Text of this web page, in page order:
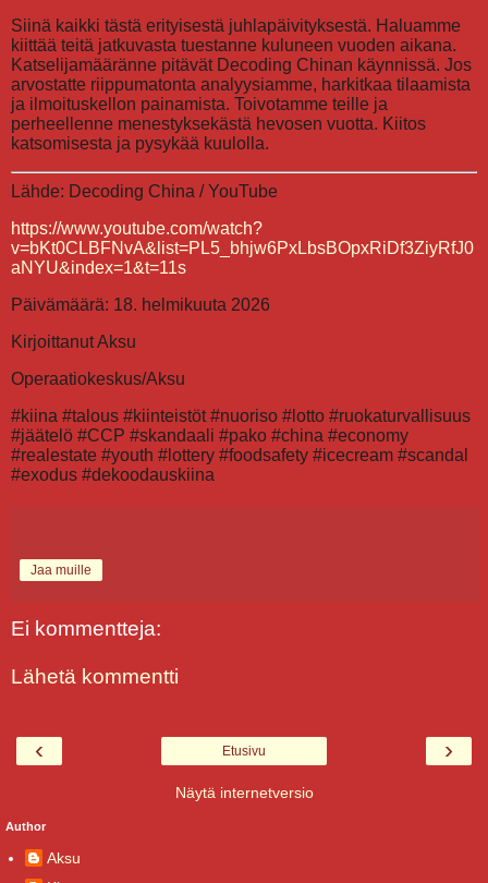
Siinä kaikki tästä erityisestä juhlapäivityksestä. Haluamme
kiittää teitä jatkuvasta tuestanne kuluneen vuoden aikana.
Katselijamääränne pitävät Decoding Chinan käynnissä. Jos
arvostatte riippumatonta analyysiamme, harkitkaa tilaamista
ja ilmoituskellon painamista. Toivotamme teille ja
perheellenne menestyksekästä hevosen vuotta. Kiitos
katsomisesta ja pysykää kuulolla.
Lähde: Decoding China / YouTube
https://www.youtube.com/watch?
v=bKt0CLBFNvA&list=PL5_bhjw6PxLbsBOpxRiDf3ZiyRfJ0
aNYU&index=1&t=11s
Päivämäärä: 18. helmikuuta 2026
Kirjoittanut Aksu
Operaatiokeskus/Aksu
#kiina #talous #kiinteistöt #nuoriso #lotto #ruokaturvallisuus
#jäätelö #CCP #skandaali #pako #china #economy
#realestate #youth #lottery #foodsafety #icecream #scandal
#exodus #dekoodauskiina
Jaa muille
Ei kommentteja:
Lähetä kommentti
‹ ›
Etusivu
Näytä internetversio
Author
Aksu